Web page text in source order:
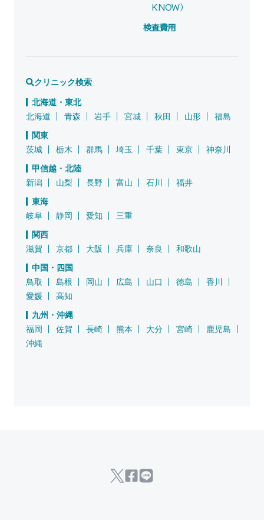
KNOW）
検査費用
クリニック検索
北海道・東北
北海道
青森 岩手 宮城 秋田 山形
福島
関東
茨城
栃木 群馬 埼玉 千葉 東京
神奈川
甲信越・北陸
新潟
山梨 長野 富山 石川
福井
東海
岐阜
静岡 愛知
三重
関西
滋賀
京都 大阪 兵庫 奈良
和歌山
中国・四国
鳥取
島根 岡山 広島 山口 徳島
香川
愛媛
高知
九州・沖縄
福岡
佐賀 長崎 熊本 大分 宮崎
鹿児島
沖縄